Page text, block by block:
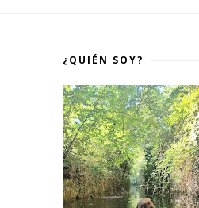
¿QUIÉN SOY?